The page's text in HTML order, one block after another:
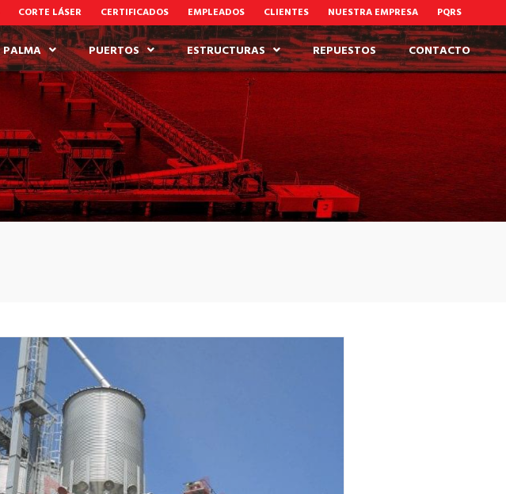
CORTE LÁSER CERTIFICADOS EMPLEADOS CLIENTES NUESTRA EMPRESA PQRS
PALMA PUERTOS ESTRUCTURAS REPUESTOS CONTACTO